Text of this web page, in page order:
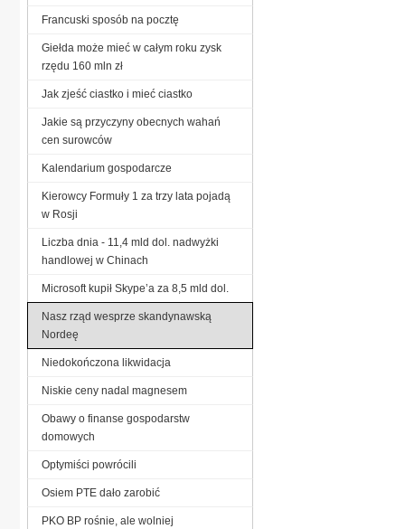
Francuski sposób na pocztę
Giełda może mieć w całym roku zysk
rzędu 160 mln zł
Jak zjeść ciastko i mieć ciastko
Jakie są przyczyny obecnych wahań
cen surowców
Kalendarium gospodarcze
Kierowcy Formuły 1 za trzy lata pojadą
w Rosji
Liczba dnia - 11,4 mld dol. nadwyżki
handlowej w Chinach
Microsoft kupił Skype’a za 8,5 mld dol.
Nasz rząd wesprze skandynawską
Nordeę
Niedokończona likwidacja
Niskie ceny nadal magnesem
Obawy o finanse gospodarstw
domowych
Optymiści powrócili
Osiem PTE dało zarobić
PKO BP rośnie, ale wolniej